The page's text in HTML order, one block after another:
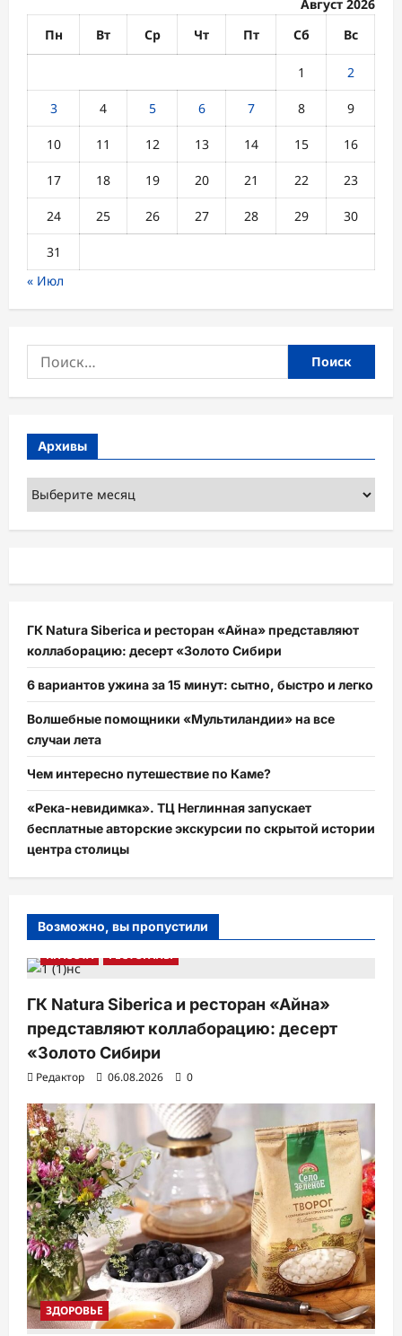
Август 2026
Пн
Вт Ср Чт Пт Сб Вс
1 2
3 4 5 6 7 8 9
10 11 12 13 14 15 16
17 18 19 20 21 22 23
24 25 26 27 28 29 30
31
« Июл
Найти:
Архивы
Архивы
ГК Natura Siberica и ресторан «Айна» представляют
коллаборацию: десерт «Золото Сибири
6 вариантов ужина за 15 минут: сытно, быстро и легко
Волшебные помощники «Мультиландии» на все
случаи лета
Чем интересно путешествие по Каме?
«Река-невидимка». ТЦ Неглинная запускает
бесплатные авторские экскурсии по скрытой истории
центра столицы
Возможно, вы пропустили
КРАСОТА
РЕСТОРАНЫ
ГК Natura Siberica и ресторан «Айна»
представляют коллаборацию: десерт
«Золото Сибири
Редактор 06.08.2026 0
ЗДОРОВЬЕ